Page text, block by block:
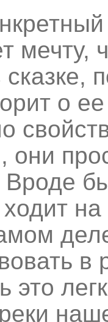
мечту,
о
они
Вроде
в
это